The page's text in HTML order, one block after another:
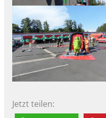
Jetzt teilen: